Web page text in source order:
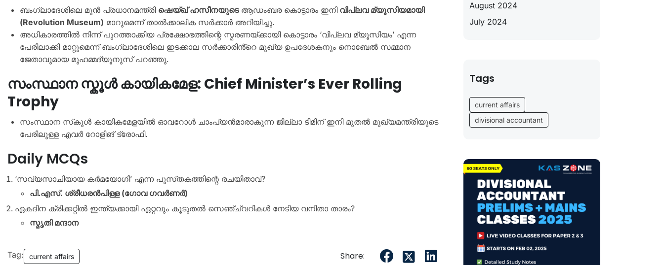
ബംഗ്ലാദേശിലെ മുൻ പ്രധാനമന്ത്രി ഷെയ്ഖ് ഹസീനയുടെആഡംബര കൊട്ടാരം ഇനിവിപ്ലവ മ്യൂസിയമായി
(Revolution Museum) മാറുമെന്ന് താൽക്കാലിക സർക്കാർ അറിയിച്ചു.
അധികാരത്തിൽ നിന്ന് പുറത്താക്കിയ പ്രക്ഷോഭത്തിന്റെ സ്മരണയ്ക്കായി കൊട്ടാരം ‘വിപ്ലവ മ്യൂസിയം’ എന്ന
പേരിലാക്കി മാറ്റുമെന്ന് ബംഗ്ലാദേശിലെ ഇടക്കാല സർക്കാരിൻ്റെ മുഖ്യ ഉപദേശകനും നൊബേൽ സമ്മാന
ജേതാവുമായ മുഹമ്മദ്യൂനുസ് പറഞ്ഞു.
സംസ്ഥാന സ്കൂൾ കായികമേള: Chief Minister’s Ever Rolling
Trophy
സംസ്ഥാന സ്‌കൂൾ കായികമേളയിൽ ഓവറോൾ ചാംപ്യൻമാരാകുന്ന ജില്ലാ ടീമിന് ഇനി മുതൽ മുഖ്യമന്ത്രിയുടെ
പേരിലുള്ള എവർ റോളിങ് ട്രോഫി.
Daily MCQs
‘സവ്യസാചിയായ കർമയോഗി’ എന്ന പുസ്‌തകത്തിന്റെ രചയിതാവ്?
പി.എസ്. ശ്രീധരൻപിള്ള (ഗോവ ഗവർണർ)
ഏകദിന ക്രിക്കറ്റിൽ ഇന്ത്യക്കായി ഏറ്റവും കൂടുതൽ സെഞ്ച്വറികൾ നേടിയ വനിതാ താരം?
സ്മൃതി മന്ദാന
Tag: current affairs Share:
August 2024
July 2024
Tags
current affairs
divisional accountant